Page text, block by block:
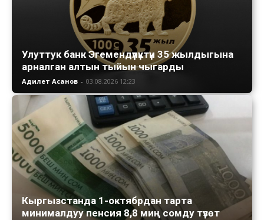
Улуттук банк Эгемендүүлүктүн 35 жылдыгына
арналган алтын тыйын чыгарды
Адилет Асанов - 03.08.2026 12:23
Кыргызстанда 1-октябрдан тарта
минималдуу пенсия 8,8 миң сомду түзөт